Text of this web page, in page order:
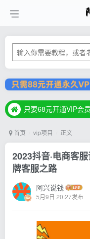
只要68元开通VIP会员，终身下载各大机
只要68元开通VIP会员，终身下载各大机
首页 vip项目 正文
2023抖音·电商客
牌客服之路
阿兴说钱
5月9日 20:27发布